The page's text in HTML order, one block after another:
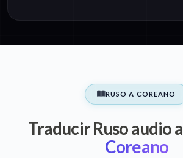
RUSO A COREANO
Traducir Ruso audio a
Coreano